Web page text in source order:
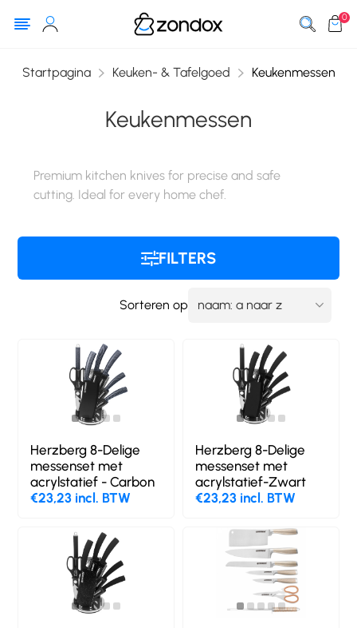
0
Startpagina Keuken- & Tafelgoed Keukenmessen
Keukenmessen
Premium kitchen knives for precise and safe
cutting. Ideal for every home chef.
FILTERS
Sorteren op
Herzberg 8-Delige
messenset met
acrylstatief - Carbon
€23,23 incl. BTW
Herzberg 8-Delige
messenset met
acrylstatief-Zwart
€23,23 incl. BTW